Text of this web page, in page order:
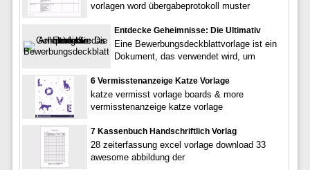
vorlagen word übergabeprotokoll muster
Entdecke Geheimnisse: Die Ultimativ
Eine Bewerbungsdeckblattvorlage ist ein
Dokument, das verwendet wird, um
6 Vermisstenanzeige Katze Vorlage
katze vermisst vorlage boards & more
vermisstenanzeige katze vorlage
7 Kassenbuch Handschriftlich Vorlag
28 zeiterfassung excel vorlage download 33
awesome abbildung der